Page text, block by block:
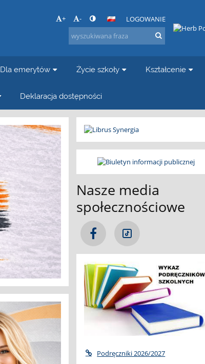
+ - LOGOWANIE
Dla emerytów Życie szkoły Kształcenie
Deklaracja dostępności
Nasze media
społecznościowe
Podręczniki 2026/2027